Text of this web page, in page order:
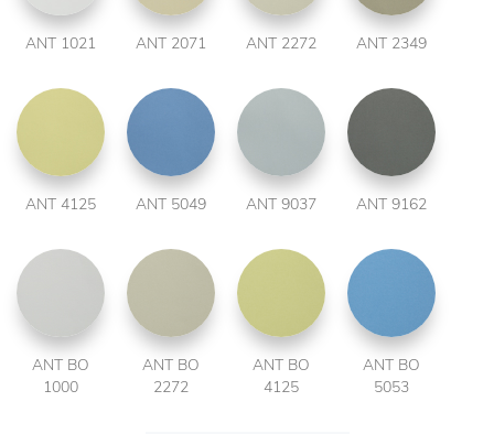
ANT 1021 ANT 2071 ANT 2272 ANT 2349
ANT 4125 ANT 5049 ANT 9037 ANT 9162
ANT BO
1000
ANT BO
2272
ANT BO
4125
ANT BO
5053